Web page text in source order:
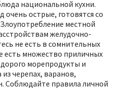
национальной кухни.
острые, готовятся со
местной
желудочно-
не есть в сомнительных
есть множество приличных
морепродукты и
черепах, варанов,
Соблюдайте правила личной